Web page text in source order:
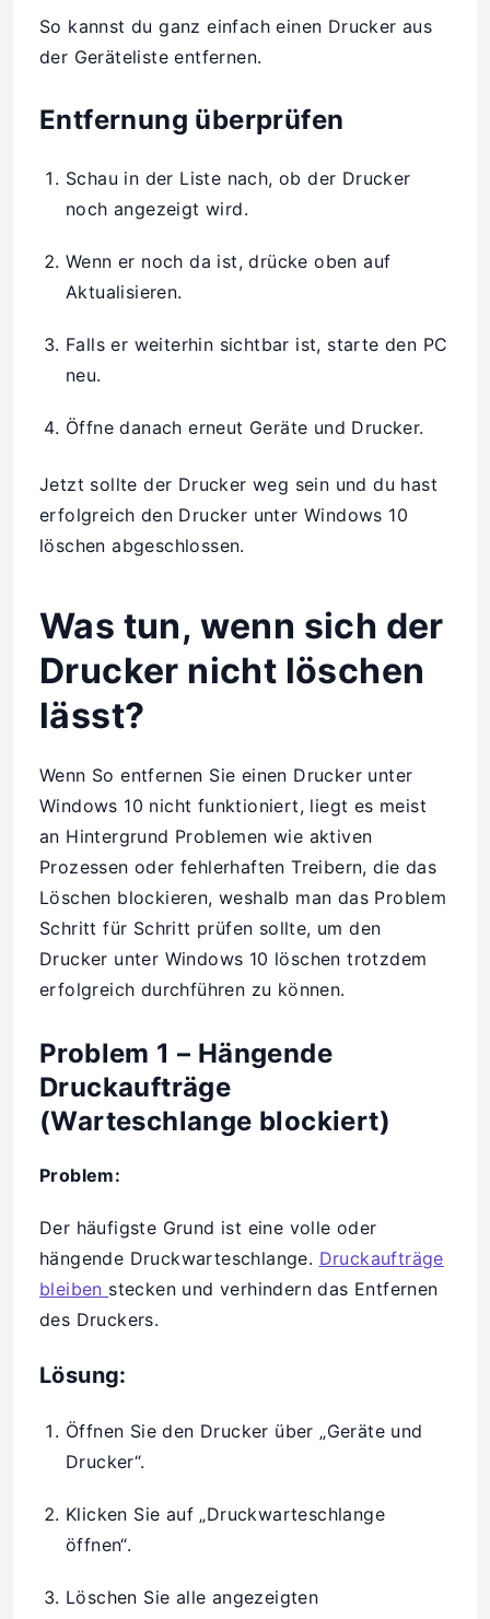
So kannst du ganz einfach einen Drucker aus
der Geräteliste entfernen.
Entfernung überprüfen
Schau in der Liste nach, ob der Drucker
noch angezeigt wird.
Wenn er noch da ist, drücke oben auf
Aktualisieren.
Falls er weiterhin sichtbar ist, starte den PC
neu.
Öffne danach erneut Geräte und Drucker.
Jetzt sollte der Drucker weg sein und du hast
erfolgreich den Drucker unter Windows 10
löschen abgeschlossen.
Was tun, wenn sich der
Drucker nicht löschen
lässt?
Wenn So entfernen Sie einen Drucker unter
Windows 10 nicht funktioniert, liegt es meist
an Hintergrund Problemen wie aktiven
Prozessen oder fehlerhaften Treibern, die das
Löschen blockieren, weshalb man das Problem
Schritt für Schritt prüfen sollte, um den
Drucker unter Windows 10 löschen trotzdem
erfolgreich durchführen zu können.
Problem 1 – Hängende
Druckaufträge
(Warteschlange blockiert)
Problem:
Der häufigste Grund ist eine volle oder
hängende Druckwarteschlange. Druckaufträge
bleiben stecken und verhindern das Entfernen
des Druckers.
Lösung:
Öffnen Sie den Drucker über „Geräte und
Drucker“.
Klicken Sie auf „Druckwarteschlange
öffnen“.
Löschen Sie alle angezeigten